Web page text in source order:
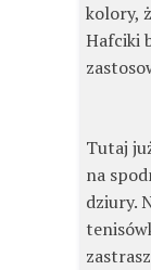
kolory,
Hafciki
Tutaj
na
dziury.